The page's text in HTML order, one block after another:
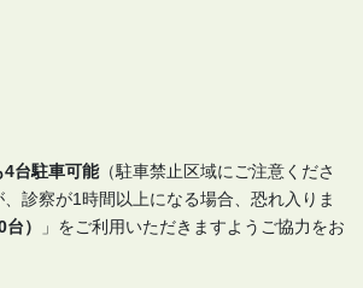
4台駐車可能（駐車禁止区域にご注意くださ
診察が1時間以上になる場合、恐れ入りま
）
」をご利用いただきますようご協力をお